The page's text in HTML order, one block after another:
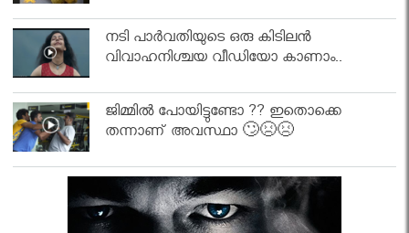
നടി പാർവതിയുടെ ഒരു കിടിലൻ
വിവാഹനിശ്ചയ വീഡിയോ കാണാം..
ജിമ്മിൽ പോയിട്ടുണ്ടോ ?? ഇതൊക്കെ
തന്നാണ് അവസ്ഥാ 🙄😣😣